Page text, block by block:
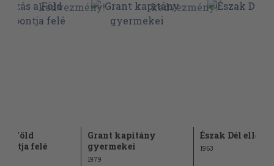
a Föld
felé
Grant kapitány
gyermekei
1979
Észak Dél ellen
1963